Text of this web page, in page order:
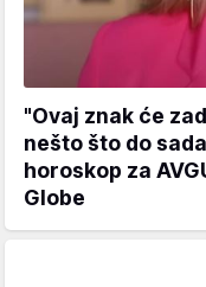
"Ovaj znak će
nešto što do
horoskop za
Globe